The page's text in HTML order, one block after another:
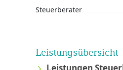
Steuerberater
Leistungsübersicht
Leistungen